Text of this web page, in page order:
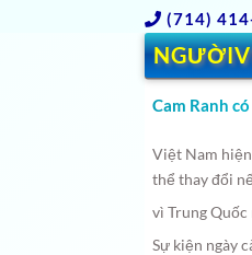
(714)
Cam Ranh
Việt Nam
thể thay đổi
vì Trung Quốc
Sự kiện ngày